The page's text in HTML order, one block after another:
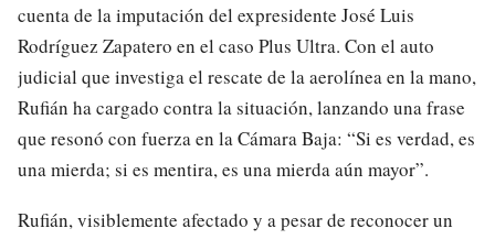
cuenta de la imputación del expresidente José Luis
Rodríguez Zapatero en el caso Plus Ultra. Con el auto
judicial que investiga el rescate de la aerolínea en la mano,
Rufián ha cargado contra la situación, lanzando una frase
que resonó con fuerza en la Cámara Baja: “Si es verdad, es
una mierda; si es mentira, es una mierda aún mayor”.
Rufián, visiblemente afectado y a pesar de reconocer un